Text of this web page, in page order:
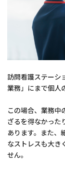
訪問看護ステーシ
業務」にまで個人
この場合、業務中
ざるを得なかった
あります。また、
なストレスも大き
せん。